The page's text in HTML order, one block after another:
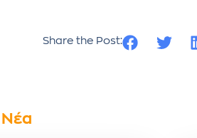
Share the Post:
Νέα